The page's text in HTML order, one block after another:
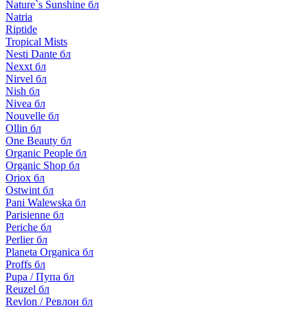
Nature`s Sunshine бл
Natria
Riptide
Tropical Mists
Nesti Dante бл
Nexxt бл
Nirvel бл
Nish бл
Nivea бл
Nouvelle бл
Ollin бл
One Beauty бл
Organic People бл
Organic Shop бл
Oriox бл
Ostwint бл
Pani Walewska бл
Parisienne бл
Periche бл
Perlier бл
Planeta Organica бл
Proffs бл
Pupa / Пупа бл
Reuzel бл
Revlon / Ревлон бл